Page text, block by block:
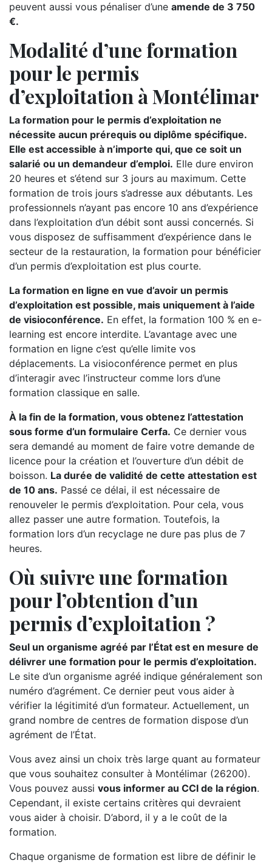
peuvent aussi vous pénaliser d’une amende de 3 750
€.
Modalité d’une formation
pour le permis
d’exploitation à Montélimar
La formation pour le permis d’exploitation ne
nécessite aucun prérequis ou diplôme spécifique.
Elle est accessible à n’importe qui, que ce soit un
salarié ou un demandeur d’emploi. Elle dure environ
20 heures et s’étend sur 3 jours au maximum. Cette
formation de trois jours s’adresse aux débutants. Les
professionnels n’ayant pas encore 10 ans d’expérience
dans l’exploitation d’un débit sont aussi concernés. Si
vous disposez de suffisamment d’expérience dans le
secteur de la restauration, la formation pour bénéficier
d’un permis d’exploitation est plus courte.
La formation en ligne en vue d’avoir un permis
d’exploitation est possible, mais uniquement à l’aide
de visioconférence. En effet, la formation 100 % en e-
learning est encore interdite. L’avantage avec une
formation en ligne c’est qu’elle limite vos
déplacements. La visioconférence permet en plus
d’interagir avec l’instructeur comme lors d’une
formation classique en salle.
À la fin de la formation, vous obtenez l’attestation
sous forme d’un formulaire Cerfa. Ce dernier vous
sera demandé au moment de faire votre demande de
licence pour la création et l’ouverture d’un débit de
boisson. La durée de validité de cette attestation est
de 10 ans. Passé ce délai, il est nécessaire de
renouveler le permis d’exploitation. Pour cela, vous
allez passer une autre formation. Toutefois, la
formation lors d’un recyclage ne dure pas plus de 7
heures.
Où suivre une formation
pour l’obtention d’un
permis d’exploitation ?
Seul un organisme agréé par l’État est en mesure de
délivrer une formation pour le permis d’exploitation.
Le site d’un organisme agréé indique généralement son
numéro d’agrément. Ce dernier peut vous aider à
vérifier la légitimité d’un formateur. Actuellement, un
grand nombre de centres de formation dispose d’un
agrément de l’État.
Vous avez ainsi un choix très large quant au formateur
que vous souhaitez consulter à Montélimar (26200).
Vous pouvez aussi vous informer au CCI de la région.
Cependant, il existe certains critères qui devraient
vous aider à choisir. D’abord, il y a le coût de la
formation.
Chaque organisme de formation est libre de définir le